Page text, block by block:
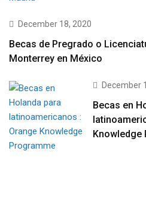
December 18, 2020
Becas de Pregrado o
Monterrey en México
December
Becas en
Knowledge